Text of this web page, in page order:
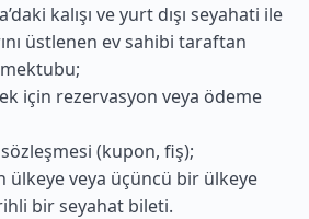
kalışı ve yurt dışı seyahati ile
üstlenen ev sahibi taraftan
için rezervasyon veya ödeme
(kupon, fiş);
ülkeye veya üçüncü bir ülkeye
bir seyahat bileti.